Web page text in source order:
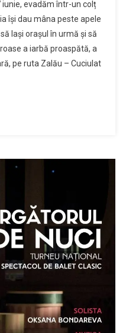
iunie, evadăm într-un colț
își dau mâna peste apele
lași orașul în urmă și să
a iarbă proaspătă, a
pe ruta Zalău – Cuciulat